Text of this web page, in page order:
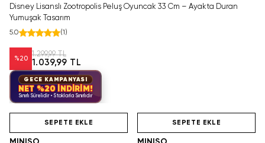
Disney Lisanslı Zootropolis Peluş Oyuncak 33 Cm – Ayakta Duran
Yumuşak Tasarım
5.0 (1 )
%20
1.299,99 TL
1.039,99 TL
GECE KAMPANYASI
NET %20 İNDİRİM!
Sınırlı Sürelidir • Stoklarla Sınırlıdır
SEPETE EKLE SEPETE EKLE